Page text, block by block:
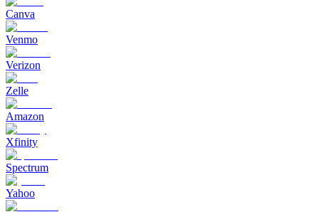
Canva
Venmo
Verizon
Zelle
Amazon
Xfinity
Spectrum
Yahoo